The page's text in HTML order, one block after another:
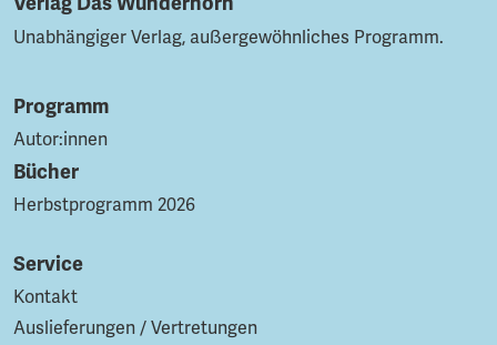
Unabhängiger Verlag, außergewöhnliches Programm.
Programm
Autor:innen
Bücher
Herbstprogramm 2026
Service
Kontakt
Auslieferungen / Vertretungen